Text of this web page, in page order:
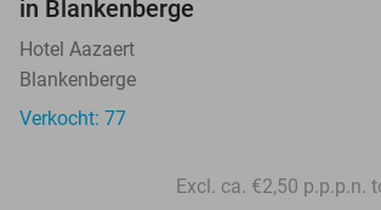
in Blankenberge
Hotel Aazaert
Blankenberge
Verkocht: 77
Excl. ca. €2,50 p.p.p.n.